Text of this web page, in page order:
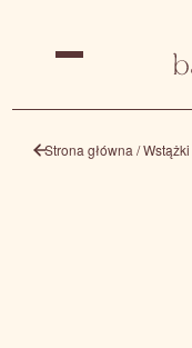
Strona główna /Wstążki